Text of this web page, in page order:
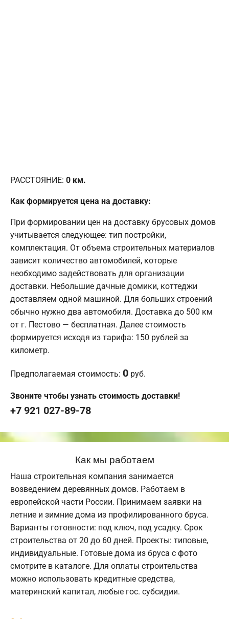
РАССТОЯНИЕ: 0 км.
Как формируется цена на доставку:
При формировании цен на доставку брусовых домов
учитывается следующее: тип постройки,
комплектация. От объема строительных материалов
зависит количество автомобилей, которые
необходимо задействовать для организации
доставки. Небольшие дачные домики, коттеджи
доставляем одной машиной. Для больших строений
обычно нужно два автомобиля. Доставка до 500 км
от г. Пестово — бесплатная. Далее стоимость
формируется исходя из тарифа: 150 рублей за
километр.
Предполагаемая стоимость: 0 руб.
Звоните чтобы узнать стоимость доставки!
+7 921 027-89-78
Как мы работаем
Наша строительная компания занимается
возведением деревянных домов. Работаем в
европейской части России. Принимаем заявки на
летние и зимние дома из профилированного бруса.
Варианты готовности: под ключ, под усадку. Срок
строительства от 20 до 60 дней. Проекты: типовые,
индивидуальные. Готовые дома из бруса с фото
смотрите в каталоге. Для оплаты строительства
можно использовать кредитные средства,
материнский капитал, любые гос. субсидии.